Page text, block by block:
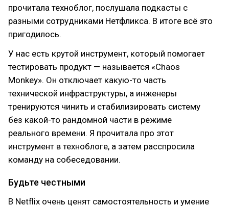
прочитала техноблог, послушала подкасты с
разными сотрудниками Нетфликса. В итоге всё это
пригодилось.
У нас есть крутой инструмент, который помогает
тестировать продукт — называется «Chaos
Monkey». Он отключает какую-то часть
технической инфраструктуры, а инженеры
тренируются чинить и стабилизировать систему
без какой-то рандомной части в режиме
реального времени. Я прочитала про этот
инструмент в техноблоге, а затем расспросила
команду на собеседовании.
Будьте честными
В Netflix очень ценят самостоятельность и умение